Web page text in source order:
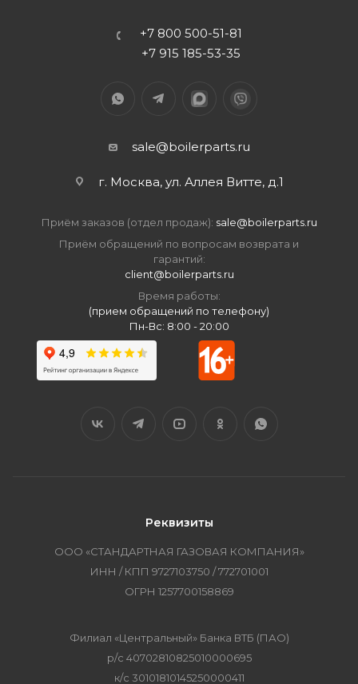
+7 800 500-51-81
+7 915 185-53-35
sale@boilerparts.ru
г. Москва, ул. Аллея Витте, д.1
Приём заказов (отдел продаж): sale@boilerparts.ru
Приём обращений по вопросам возврата и
гарантий:
client@boilerparts.ru
Время работы:
(прием обращений по телефону)
Пн-Вс: 8:00 - 20:00
Реквизиты
ООО «СТАНДАРТНАЯ ГАЗОВАЯ КОМПАНИЯ»
ИНН / КПП 9727103750 / 772701001
ОГРН 1257700158869
Филиал «Центральный» Банка ВТБ (ПАО)
р/с 40702810825010000695
к/с 30101810145250000411